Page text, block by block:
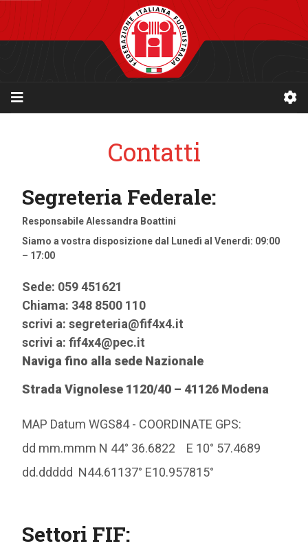
Contatti
Segreteria Federale:
Responsabile Alessandra Boattini
Siamo a vostra disposizione dal Lunedì al Venerdì: 09:00
– 17:00
Sede: 059 451621
Chiama: 348 8500 110
scrivi a: segreteria@fif4x4.it
scrivi a: fif4x4@pec.it
Naviga fino alla sede Nazionale
Strada Vignolese 1120/40 – 41126 Modena
MAP Datum WGS84 - COORDINATE GPS:
dd mm.mmm N 44° 36.6822 E 10° 57.4689
dd.ddddd N44.61137° E10.957815°
Settori FIF: